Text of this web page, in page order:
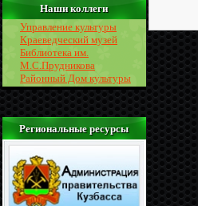
Наши коллеги
Управление культуры
Краеведческий музей
Библиотека им.
М.С.Прудникова
Районный Дом культуры
Региональные ресурсы